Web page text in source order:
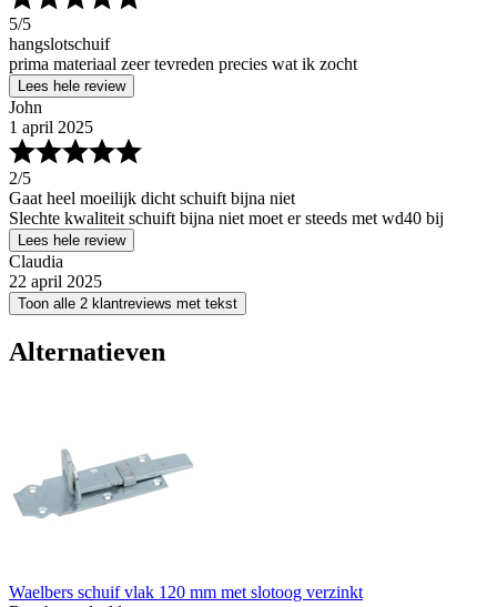
5/5
hangslotschuif
prima materiaal zeer tevreden precies wat ik zocht
Lees hele review
John
1 april 2025
2/5
Gaat heel moeilijk dicht schuift bijna niet
Slechte kwaliteit schuift bijna niet moet er steeds met wd40 bij
Lees hele review
Claudia
22 april 2025
Toon alle 2 klantreviews met tekst
Alternatieven
Waelbers schuif vlak 120 mm met slotoog verzinkt